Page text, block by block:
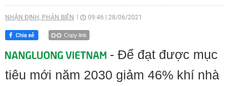
NHẬN ĐỊNH, PHẢN BIỆN 09:46 28/06/2021
Copy link
- Để đạt được mục
tiêu mới năm 2030 giảm 46% khí nhà